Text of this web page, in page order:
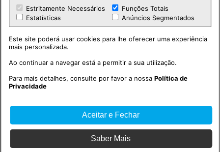
E como manda a tradição do feriado de
10 de junho, a Praça de Toiros Celestino
Toiros.
Estritamente Necessários
Funções Totais
Estatísticas
Anúncios Segmentados
Este site poderá usar cookies para lhe oferecer uma experiência
mais personalizada.
Ao continuar a navegar está a permitir a sua utilização.
Para mais detalhes, consulte por favor a nossaPolítica de
Privacidade
Aceitar e Fechar
Saber Mais